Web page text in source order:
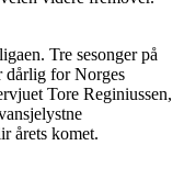
Tre sesonger på
dårlig for Norges
Tore Reginiussen,
årets komet.